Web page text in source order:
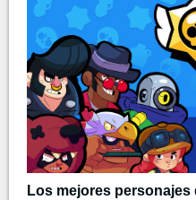
Los mejores personajes